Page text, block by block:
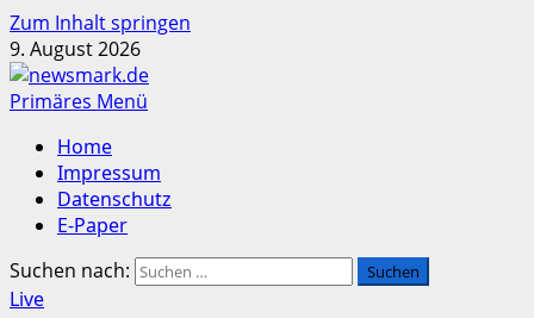
Zum Inhalt springen
9. August 2026
Primäres Menü
Home
Impressum
Datenschutz
E-Paper
Suchen nach:
Live